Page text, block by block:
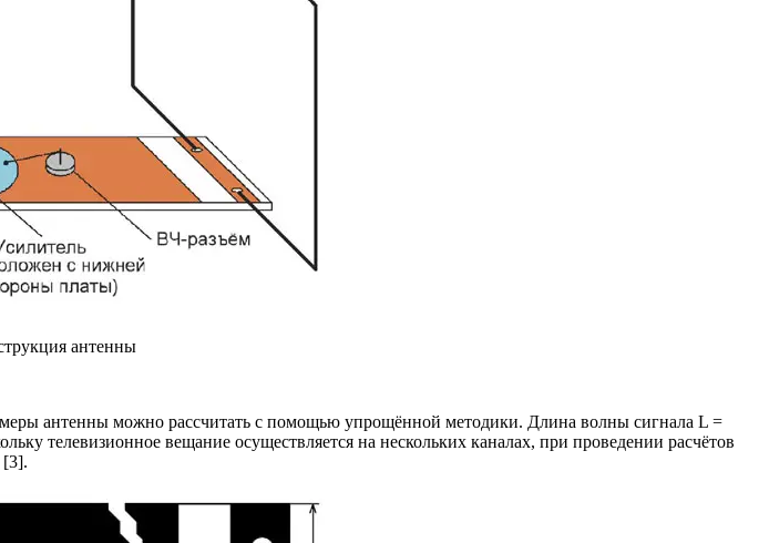
антенны
антенны можно рассчитать с помощью упрощённой методики. Длина волны сигнала L =
телевизионное вещание осуществляется на нескольких каналах, при проведении расчётов
[3].